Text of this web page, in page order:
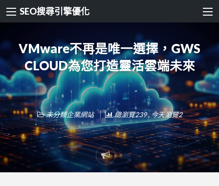
SEO搜尋引擎優化
VMware不再是唯一選擇，GWS
CLOUD為您打造靈活雲端未來
未分類企業網站 總瀏覽239 , 今天瀏覽2
Report
problem